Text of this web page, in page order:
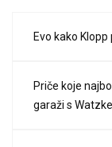
Evo kako
Priče koje
garaži s